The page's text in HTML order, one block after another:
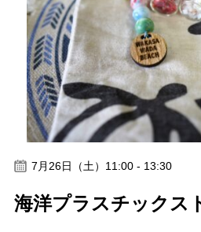
7月26日（土）11:00 - 13:30
海洋プラスチックス